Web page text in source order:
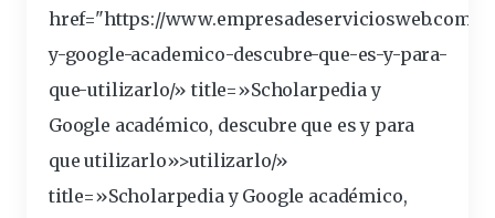
href="https://www.empresadeserviciosweb.com/
y-google-academico-descubre-que-es-y-para-
que-utilizarlo/» title=»Scholarpedia y
Google académico, descubre que es y para
que utilizarlo»>utilizarlo/»
title=»Scholarpedia y Google académico,